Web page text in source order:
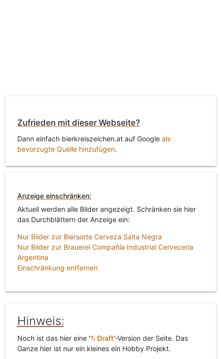
Zufrieden mit dieser Webseite?
Dann einfach bierkreiszeichen.at auf Google als
bevorzugte Quelle hinzufügen.
Anzeige einschränken:
Aktuell werden alle Bilder angezeigt. Schränken sie hier
das Durchblättern der Anzeige ein:
Nur Bilder zur Biersorte Cerveza Salta Negra
Nur Bilder zur Brauerei Compañía Industrial Cervecería
Argentina
Einschränkung entfernen
Hinweis:
Noch ist das hier eine ' Draft'-Version der Seite. Das
Ganze hier ist nur ein kleines ein Hobby Projekt.